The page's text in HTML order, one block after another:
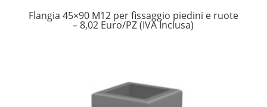
Flangia 45×90 M12 per fissaggio piedini e ruote
– 8,02 Euro/PZ (IVA Inclusa)